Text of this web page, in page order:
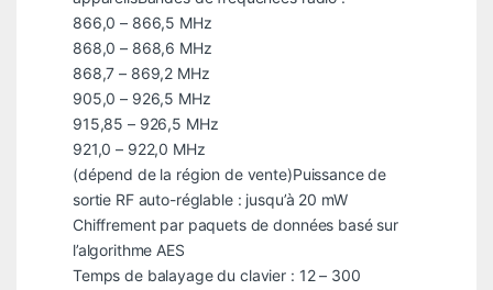
866,0 – 866,5 MHz
868,0 – 868,6 MHz
868,7 – 869,2 MHz
905,0 – 926,5 MHz
915,85 – 926,5 MHz
921,0 – 922,0 MHz
(dépend de la région de vente)Puissance de
sortie RF auto-réglable : jusqu’à 20 mW
Chiffrement par paquets de données basé sur
l’algorithme AES
Temps de balayage du clavier : 12 – 300